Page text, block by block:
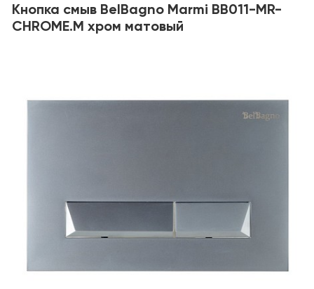
Кнопка смыв BelBagno Marmi BB011-MR-
CHROME.M хром матовый